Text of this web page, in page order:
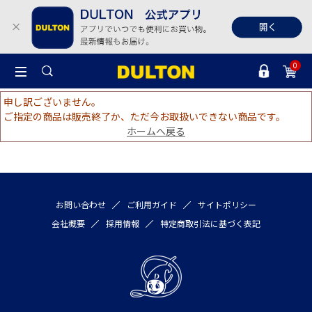
0
申し訳ございません。
ご指定の商品は販売終了か、ただ今お取扱いできない商品です。
ホームへ戻る
お問い合わせ ご利用ガイド
サイトポリシー
会社概要
採用情報 特定商取引法に基づく表記